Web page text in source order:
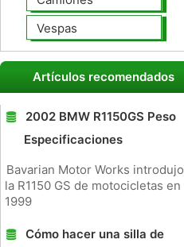
Vespas
Artículos recomendados
2002 BMW R1150GS Peso
Especificaciones
Bavarian Motor Works introdujo
la R1150 GS de motocicletas en
1999
Cómo hacer una silla de